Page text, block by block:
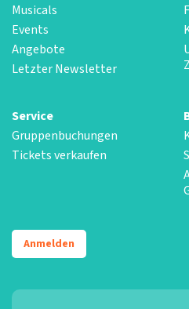
Musicals
Events
Angebote
Letzter Newsletter
Service
Gruppenbuchungen
Tickets verkaufen
Anmelden